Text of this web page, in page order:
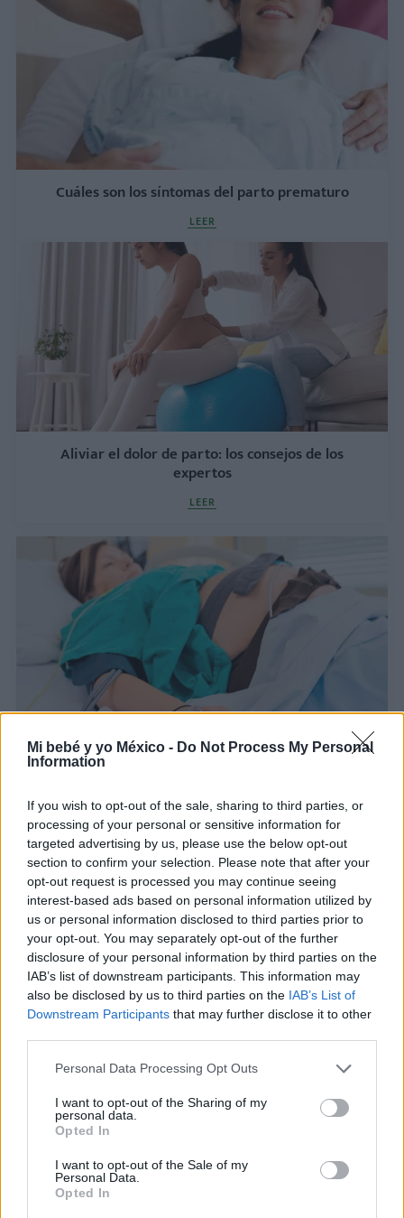
Mi bebé y yo México - Do Not Process My Personal
Information
If you wish to opt-out of the sale, sharing to third parties, or
processing of your personal or sensitive information for
targeted advertising by us, please use the below opt-out
section to confirm your selection. Please note that after your
opt-out request is processed you may continue seeing
interest-based ads based on personal information utilized by
us or personal information disclosed to third parties prior to
your opt-out. You may separately opt-out of the further
disclosure of your personal information by third parties on the
IAB’s list of downstream participants. This information may
also be disclosed by us to third parties on the IAB’s List of
Downstream Participants that may further disclose it to other
Personal Data Processing Opt Outs
I want to opt-out of the Sharing of my
personal data.
Opted In
I want to opt-out of the Sale of my
Personal Data.
Opted In
Cuáles son los síntomas del parto prematuro
LEER
Aliviar el dolor de parto: los consejos de los
expertos
LEER
¿Qué hacer si la dilatación del parto se detiene?
Parto postérmino: cómo afrontar la espera
LEER